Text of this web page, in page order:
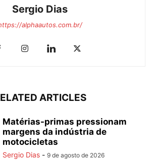
Sergio Dias
alphaautos.com.br/
ARTICLES
Matérias-primas pressionam
margens da indústria de
motocicletas
Sergio Dias - 9 de agosto de 2026